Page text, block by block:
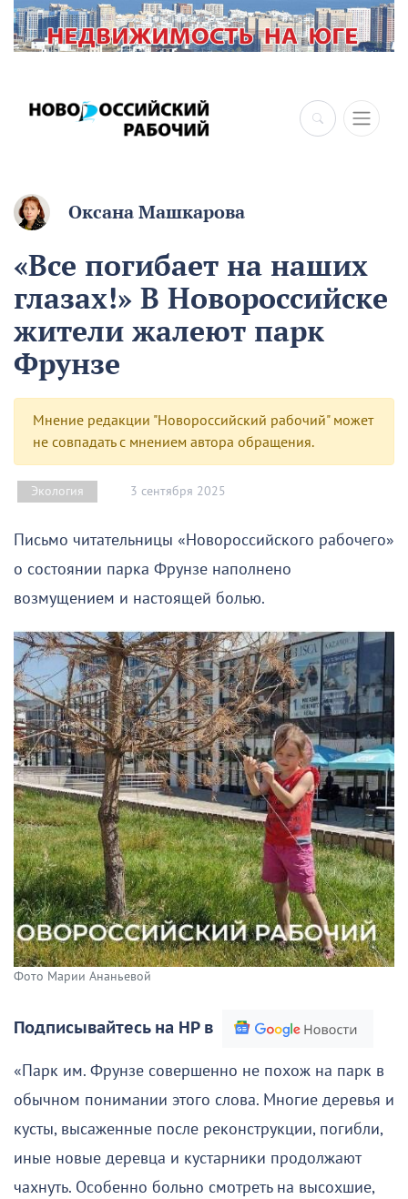
×
Оксана Машкарова
«Все погибает на наших
глазах!» В Новороссийске
жители жалеют парк
Фрунзе
Мнение редакции "Новороссийский рабочий" может
не совпадать с мнением автора обращения.
Экология 3 сентября 2025
Письмо читательницы «Новороссийского рабочего»
о состоянии парка Фрунзе наполнено
возмущением и настоящей болью.
Фото Марии Ананьевой
Подписывайтесь на НР в
«Парк им. Фрунзе совершенно не похож на парк в
обычном понимании этого слова. Многие деревья и
кусты, высаженные после реконструкции, погибли,
иные новые деревца и кустарники продолжают
чахнуть. Особенно больно смотреть на высохшие,